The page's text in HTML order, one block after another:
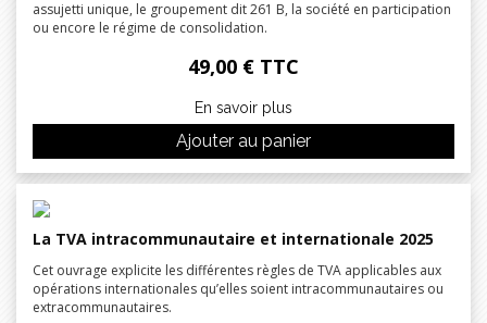
assujetti unique, le groupement dit 261 B, la société en participation
ou encore le régime de consolidation.
49,00 € TTC
En savoir plus
Ajouter au panier
La TVA intracommunautaire et internationale 2025
Cet ouvrage explicite les différentes règles de TVA applicables aux
opérations internationales qu’elles soient intracommunautaires ou
extracommunautaires.